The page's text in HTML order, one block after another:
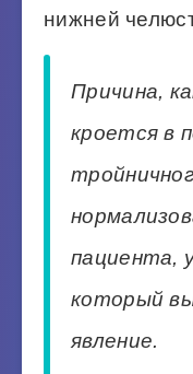
нижней
Причина,
кроется в
пациента,
который
явление.